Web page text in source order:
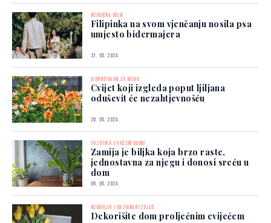
NEOBIČNA IDEJA
Filipinka na svom vjenčanju nosila psa
umjesto bidermajera
31. 05. 2024.
JEDNOSTAVAN ZA NJEGU
Cvijet koji izgleda poput ljiljana
oduševit će nezahtjevnošću
28. 05. 2024.
EGZOTIKA U VAŠEM DOMU
Zamija je biljka koja brzo raste,
jednostavna za njegu i donosi sreću u
dom
06. 05. 2024.
NEODOLJIV I RAZIGRAN IZGLED
Dekorišite dom proljećnim cvijećem